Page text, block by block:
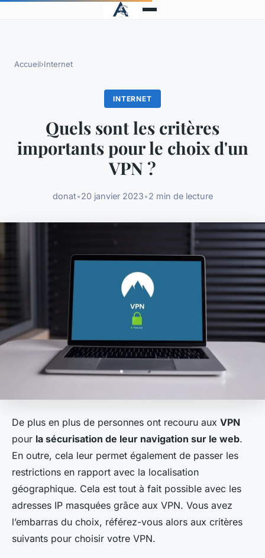
Accueil›Internet
INTERNET
Quels sont les critères
importants pour le choix d'un
VPN ?
donat•20 janvier 2023•2 min de lecture
De plus en plus de personnes ont recouru aux VPN
pour la sécurisation de leur navigation sur le web.
En outre, cela leur permet également de passer les
restrictions en rapport avec la localisation
géographique. Cela est tout à fait possible avec les
adresses IP masquées grâce aux VPN. Vous avez
l’embarras du choix, référez-vous alors aux critères
suivants pour choisir votre VPN.